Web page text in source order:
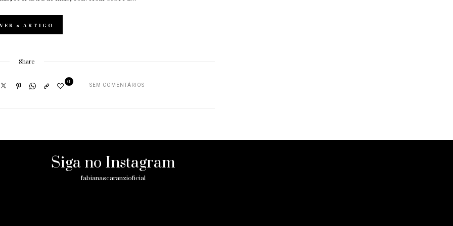
VER o ARTIGO
Share
0
SEM COMENTÁRIOS
Siga no Instagram
fabianascaranzioficial